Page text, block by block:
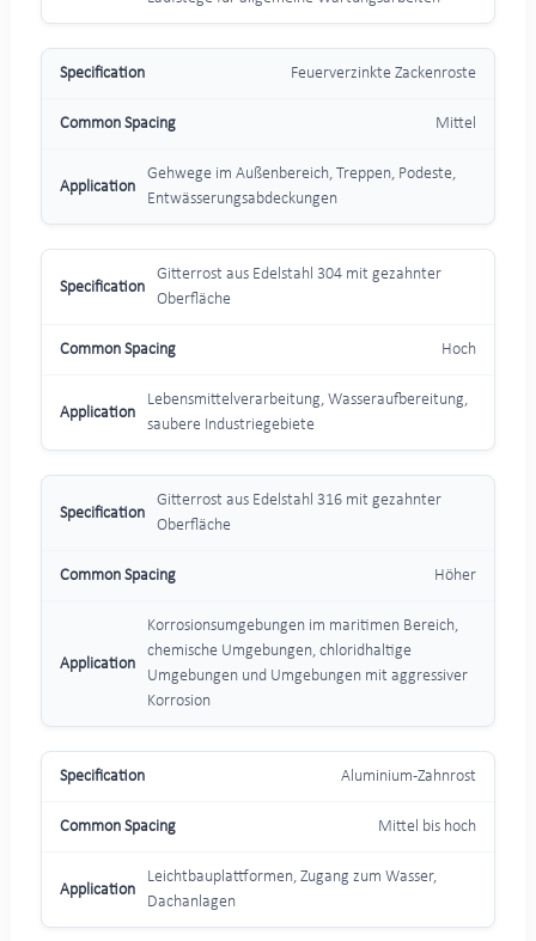
Feuerverzinkte Zackenroste
Mittel
Gehwege im Außenbereich, Treppen, Podeste,
Entwässerungsabdeckungen
Gitterrost aus Edelstahl 304 mit gezahnter
Oberfläche
Hoch
Lebensmittelverarbeitung, Wasseraufbereitung,
saubere Industriegebiete
Gitterrost aus Edelstahl 316 mit gezahnter
Oberfläche
Höher
Korrosionsumgebungen im maritimen Bereich,
chemische Umgebungen, chloridhaltige
Umgebungen und Umgebungen mit aggressiver
Korrosion
Aluminium-Zahnrost
Mittel bis hoch
Leichtbauplattformen, Zugang zum Wasser,
Dachanlagen